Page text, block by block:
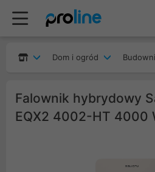
Dom i ogród
Falownik hybrydowy
EQX2 4002-HT 4000